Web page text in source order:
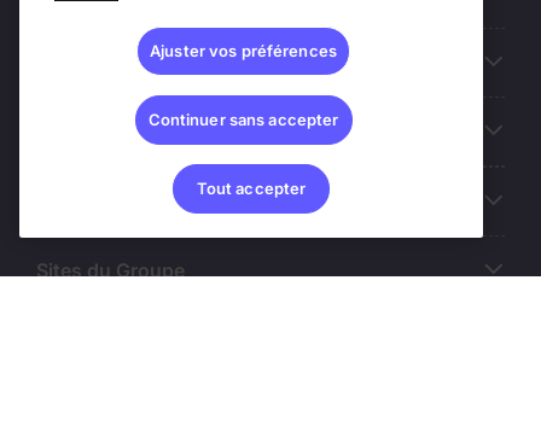
Les avis Google
Nos offres d'emploi
Sites du Groupe
Ajuster vos préférences
Continuer sans accepter
Tout accepter